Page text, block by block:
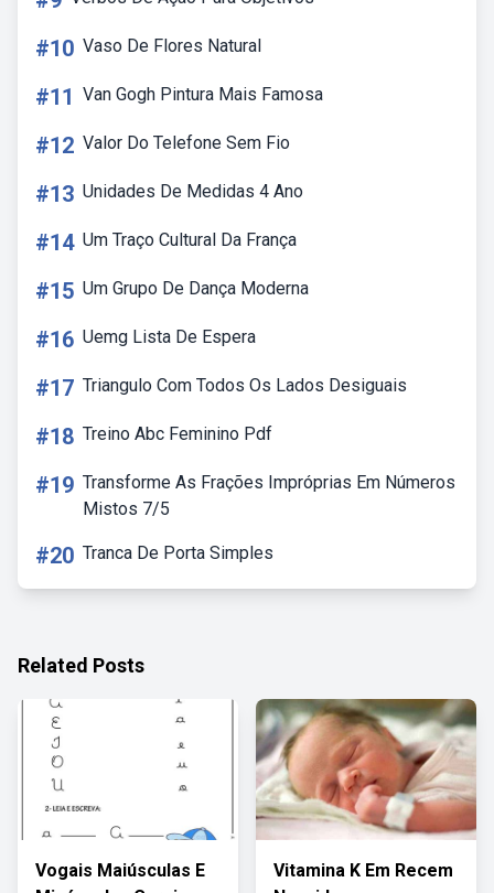
#10 Vaso De Flores Natural
#11 Van Gogh Pintura Mais Famosa
#12 Valor Do Telefone Sem Fio
#13 Unidades De Medidas 4 Ano
#14 Um Traço Cultural Da França
#15 Um Grupo De Dança Moderna
#16 Uemg Lista De Espera
#17 Triangulo Com Todos Os Lados Desiguais
#18 Treino Abc Feminino Pdf
#19 Transforme As Frações Impróprias Em Números
Mistos 7/5
#20 Tranca De Porta Simples
Related Posts
Vogais Maiúsculas E
Vitamina K Em Recem